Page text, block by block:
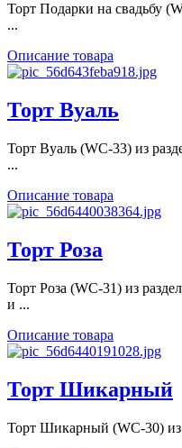
Торт Подарки на свадьбу
...
Описание товара
Торт Вуаль
Торт Вуаль (WC-33) из
...
Описание товара
Торт Роза
Торт Роза (WC-31) из
и ...
Описание товара
Торт Шикарный
Торт Шикарный (WC-30) из